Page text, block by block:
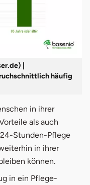
|
häufig
in ihrer
als auch
24-Stunden-Pflege
in ihrer
können.
in ein Pflege-